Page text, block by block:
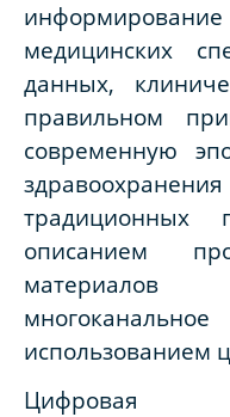
медицинских
данных,
правильном
современную
описанием
использованием
Цифровая